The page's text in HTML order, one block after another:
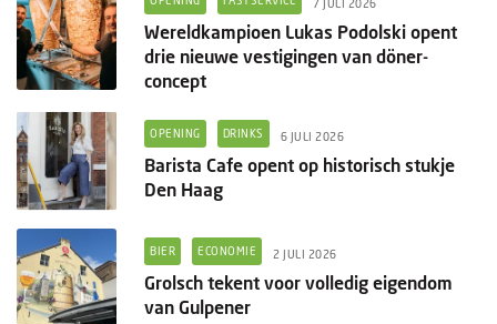
7 JULI 2026
Wereldkampioen Lukas Podolski opent
drie nieuwe vestigingen van döner-
concept
OPENING DRINKS 6 JULI 2026
Barista Cafe opent op historisch stukje
Den Haag
BIER ECONOMIE 2 JULI 2026
Grolsch tekent voor volledig eigendom
van Gulpener